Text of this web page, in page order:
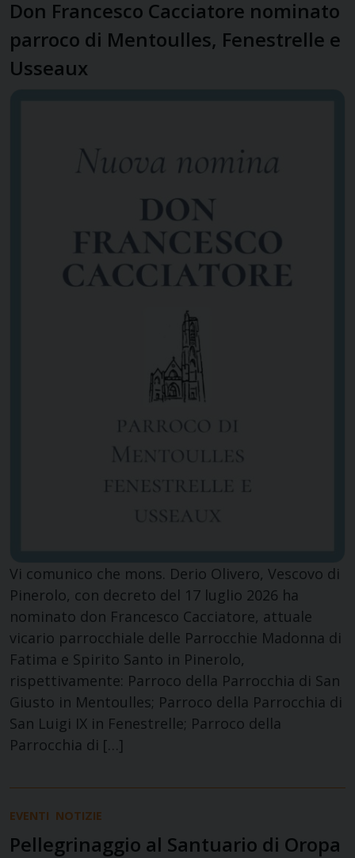
Don Francesco Cacciatore nominato
parroco di Mentoulles, Fenestrelle e
Usseaux
Vi comunico che mons. Derio Olivero, Vescovo di
Pinerolo, con decreto del 17 luglio 2026 ha
nominato don Francesco Cacciatore, attuale
vicario parrocchiale delle Parrocchie Madonna di
Fatima e Spirito Santo in Pinerolo,
rispettivamente: Parroco della Parrocchia di San
Giusto in Mentoulles; Parroco della Parrocchia di
San Luigi IX in Fenestrelle; Parroco della
Parrocchia di […]
EVENTI NOTIZIE
Pellegrinaggio al Santuario di Oropa